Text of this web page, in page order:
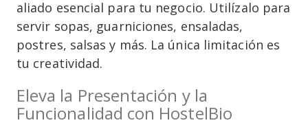
aliado esencial para tu negocio. Utilízalo para
servir sopas, guarniciones, ensaladas,
postres, salsas y más. La única limitación es
tu creatividad.
Eleva la Presentación y la
Funcionalidad con HostelBio